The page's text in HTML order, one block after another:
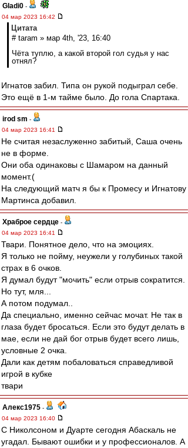
Gladi0 -
04 мар 2023 16:42
Цитата
# taram » мар 4th, '23, 16:40
Чёта туплю, а какой второй гол судья у нас
отнял?
Игнатов забил. Типа он рукой подыграл себе.
Это ещё в 1-м тайме было. До гола Спартака.
irod sm -
04 мар 2023 16:41
Не считая незаслуженно забитый, Саша очень
не в форме.
Они оба одинаковы с Шамаром на данный
момент.(
На следующий матч я бы к Промесу и Игнатову
Мартинса добавил.
Храброе сердце -
04 мар 2023 16:41
Твари. Понятное дело, что на эмоциях.
Я только не пойму, неужели у голубиных такой
страх в 6 очков.
Я думал будут "мочить" если отрыв сократится.
Но тут, мля...
А потом подумал..
Да специально, именно сейчас мочат. Не так в
глаза будет бросаться. Если это будут делать в
мае, если не дай бог отрыв будет всего лишь,
условные 2 очка.
Дали как детям побаловаться справедливой
игрой в кубке
твари
Алекс1975 -
04 мар 2023 16:40
С Николсоном и Дуарте сегодня Абаскаль не
угадал. Бывают ошибки и у профессионалов. А